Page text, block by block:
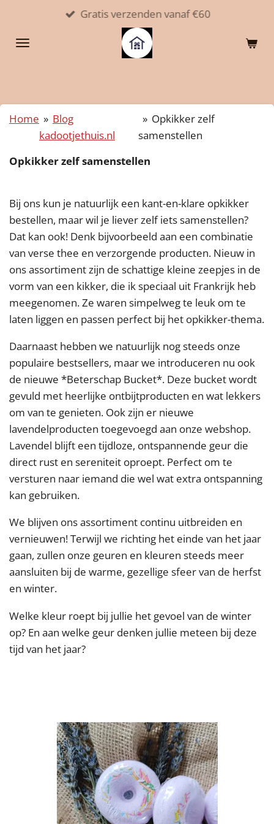
naar
Gratis verzenden vanaf €60
Home » Blog
kadootjethuis.nl
» Opkikker zelf
samenstellen
Opkikker zelf samenstellen
Bij ons kun je natuurlijk een kant-en-klare opkikker
bestellen, maar wil je liever zelf iets samenstellen?
Dat kan ook! Denk bijvoorbeeld aan een combinatie
van verse thee en verzorgende producten. Nieuw in
ons assortiment zijn de schattige kleine zeepjes in de
vorm van een kikker, die ik speciaal uit Frankrijk heb
meegenomen. Ze waren simpelweg te leuk om te
laten liggen en passen perfect bij het opkikker-thema.
Daarnaast hebben we natuurlijk nog steeds onze
populaire bestsellers, maar we introduceren nu ook
de nieuwe *Beterschap Bucket*. Deze bucket wordt
gevuld met heerlijke ontbijtproducten en wat lekkers
om van te genieten. Ook zijn er nieuwe
lavendelproducten toegevoegd aan onze webshop.
Lavendel blijft een tijdloze, ontspannende geur die
direct rust en sereniteit oproept. Perfect om te
versturen naar iemand die wel wat extra ontspanning
kan gebruiken.
We blijven ons assortiment continu uitbreiden en
vernieuwen! Terwijl we richting het einde van het jaar
gaan, zullen onze geuren en kleuren steeds meer
aansluiten bij de warme, gezellige sfeer van de herfst
en winter.
Welke kleur roept bij jullie het gevoel van de winter
op? En aan welke geur denken jullie meteen bij deze
tijd van het jaar?